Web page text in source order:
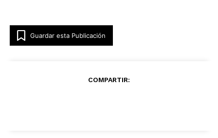
Guardar esta Publicación
COMPARTIR: